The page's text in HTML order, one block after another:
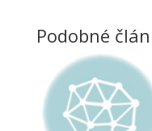
Podobné